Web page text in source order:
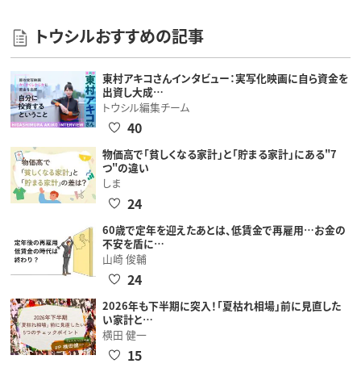
トウシルおすすめの記事
東村アキコさんインタビュー：実写化映画に自ら資金を
出資し大成…
トウシル編集チーム
40
物価高で「貧しくなる家計」と「貯まる家計」にある"7
つ"の違い
しま
24
60歳で定年を迎えたあとは、低賃金で再雇用…お金の
不安を盾に…
山崎 俊輔
24
2026年も下半期に突入！「夏枯れ相場」前に見直した
い家計と…
横田 健一
15